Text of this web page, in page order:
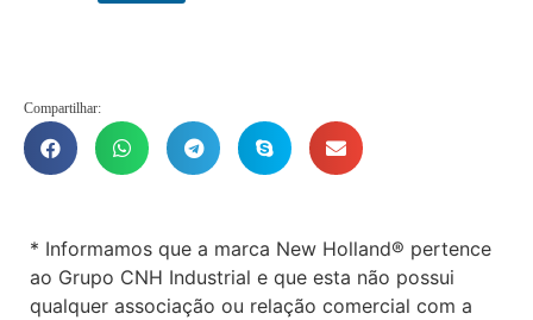
Compartilhar:
* Informamos que a marca New Holland® pertence
ao Grupo CNH Industrial e que esta não possui
qualquer associação ou relação comercial com a